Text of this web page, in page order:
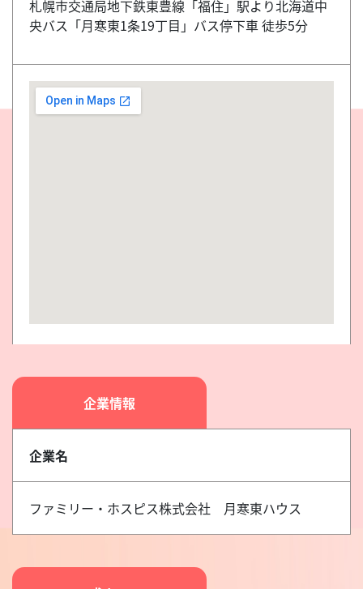
札幌市交通局地下鉄東豊線「福住」駅より北海道中
央バス「月寒東1条19丁目」バス停下車 徒歩5分
企業情報
企業名
ファミリー・ホスピス株式会社 月寒東ハウス